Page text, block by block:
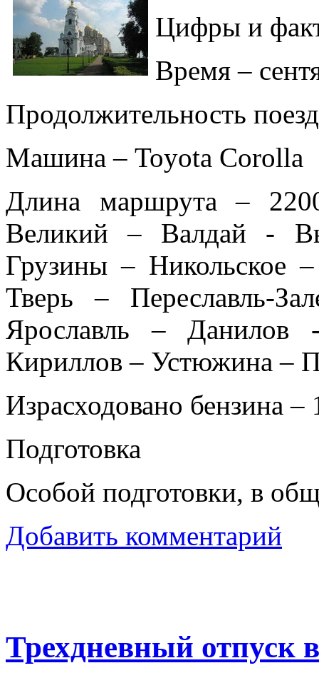
Цифры и
Время –
Продолжительность
Машина – Toyota Corolla
Длина маршрута –
Великий – Валдай -
Грузины – Никольское
Тверь – Переславль-
Ярославль –
Кириллов – Устюжина –
Израсходовано бензина –
Подготовка
Особой подготовки, в
Добавить комментарий
Трехдневный отпуск